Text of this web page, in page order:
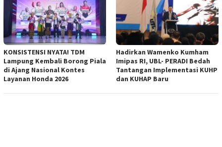
KONSISTENSI NYATA! TDM
Lampung Kembali Borong Piala
di Ajang Nasional Kontes
Layanan Honda 2026
Hadirkan Wamenko Kumham
Imipas RI, UBL- PERADI Bedah
Tantangan Implementasi KUHP
dan KUHAP Baru